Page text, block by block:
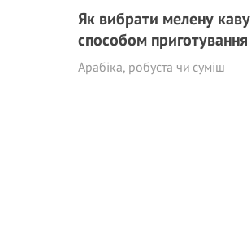
Як вибрати мелену
способом приготування
Арабіка, робуста чи суміш